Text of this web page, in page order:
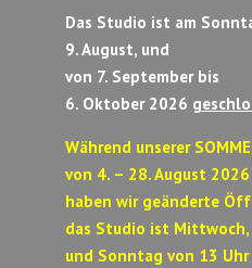
Das Studio ist am
9. August, und
von 7. September bis
6. Oktober 2026
Während unserer
von 4. – 28. August 2026
haben wir geänderte
das Studio ist Mittwoch,
und Sonntag von 13 Uhr